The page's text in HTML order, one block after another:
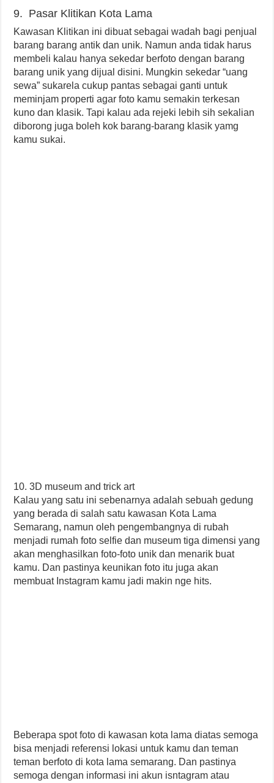
9. Pasar Klitikan Kota Lama
Kawasan Klitikan ini dibuat sebagai wadah bagi penjual
barang barang antik dan unik. Namun anda tidak harus
membeli kalau hanya sekedar berfoto dengan barang
barang unik yang dijual disini. Mungkin sekedar “uang
sewa” sukarela cukup pantas sebagai ganti untuk
meminjam properti agar foto kamu semakin terkesan
kuno dan klasik. Tapi kalau ada rejeki lebih sih sekalian
diborong juga boleh kok barang-barang klasik yamg
kamu sukai.
10. 3D museum and trick art
Kalau yang satu ini sebenarnya adalah sebuah gedung
yang berada di salah satu kawasan Kota Lama
Semarang, namun oleh pengembangnya di rubah
menjadi rumah foto selfie dan museum tiga dimensi yang
akan menghasilkan foto-foto unik dan menarik buat
kamu. Dan pastinya keunikan foto itu juga akan
membuat Instagram kamu jadi makin nge hits.
Beberapa spot foto di kawasan kota lama diatas semoga
bisa menjadi referensi lokasi untuk kamu dan teman
teman berfoto di kota lama semarang. Dan pastinya
semoga dengan informasi ini akun isntagram atau